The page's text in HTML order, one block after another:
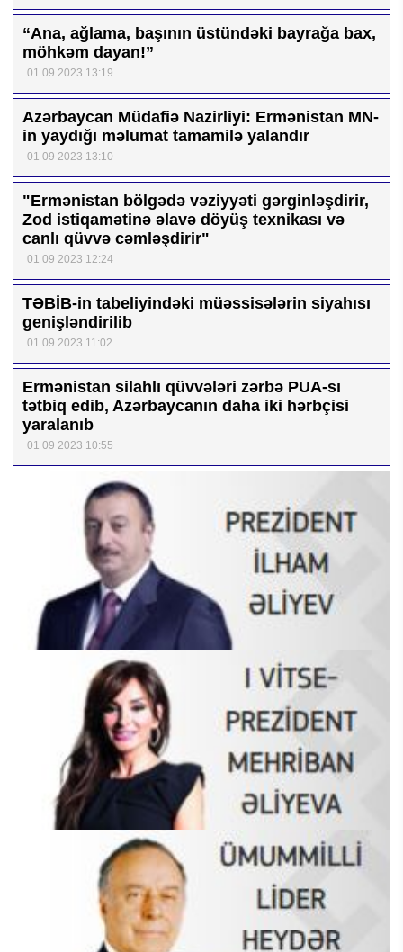
“Ana, ağlama, başının üstündəki bayrağa bax,
möhkəm dayan!”
01 09 2023 13:19
Azərbaycan Müdafiə Nazirliyi: Ermənistan MN-
in yaydığı məlumat tamamilə yalandır
01 09 2023 13:10
"Ermənistan bölgədə vəziyyəti gərginləşdirir,
Zod istiqamətinə əlavə döyüş texnikası və
canlı qüvvə cəmləşdirir"
01 09 2023 12:24
TƏBİB-in tabeliyindəki müəssisələrin siyahısı
genişləndirilib
01 09 2023 11:02
Ermənistan silahlı qüvvələri zərbə PUA-sı
tətbiq edib, Azərbaycanın daha iki hərbçisi
yaralanıb
01 09 2023 10:55